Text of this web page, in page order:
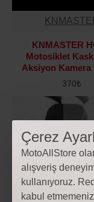
Çerez
MotoAllStore
alışveriş
kullanıyoruz.
kabul
KNMASTER
Motosiklet
Aksiyon Kamera
370₺